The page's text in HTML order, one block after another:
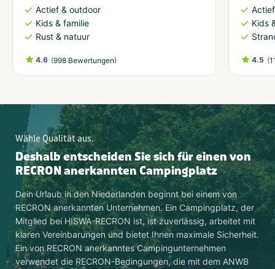
Actief & outdoor
Kids & familie
Rust & natuur
4.6 (998 Bewertungen)
Kids
4.5 (
Wähle Qualität aus.
Deshalb entscheiden Sie sich für einen von
RECRON anerkannten Campingplatz
Dein Urlaub in den Niederlanden beginnt bei einem von
RECRON anerkannten Unternehmen. Ein Campingplatz, der
Mitglied bei HISWA-RECRON ist, ist zuverlässig, arbeitet mit
klaren Vereinbarungen und bietet Ihnen maximale Sicherheit.
Ein von RECRON anerkanntes Campingunternehmen
verwendet die RECRON-Bedingungen, die mit dem ANWB